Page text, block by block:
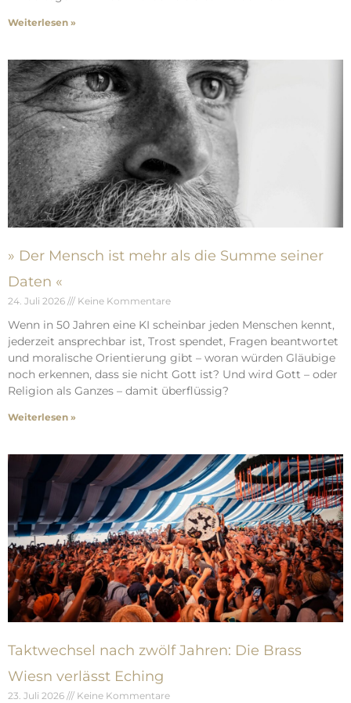
Weiterlesen »
» Der Mensch ist mehr als die Summe seiner
Daten «
24. Juli 2026 Keine Kommentare
Wenn in 50 Jahren eine KI scheinbar jeden Menschen kennt,
jederzeit ansprechbar ist, Trost spendet, Fragen beantwortet
und moralische Orientierung gibt – woran würden Gläubige
noch erkennen, dass sie nicht Gott ist? Und wird Gott – oder
Religion als Ganzes – damit überflüssig?
Weiterlesen »
Taktwechsel nach zwölf Jahren: Die Brass
Wiesn verlässt Eching
23. Juli 2026 Keine Kommentare